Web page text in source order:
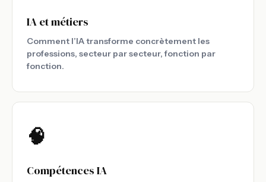
IA et métiers
Comment l’IA transforme concrètement les
professions, secteur par secteur, fonction par
fonction.
🧠
Compétences IA